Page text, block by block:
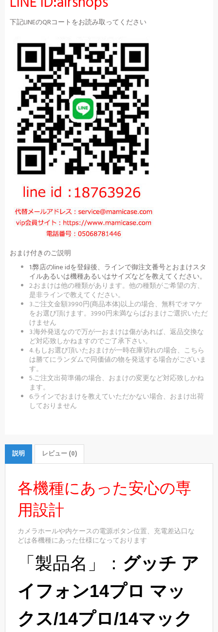
下記LINEのQRコートをお読み取ってください
おまけ付きのご説明
1.弊店のline idを登録後、ラインで御注文番号とおまけスタ
イルあるいは機種あるいはサイズなどを教えてください。
2.おまけは他の種類があります。他の種類がご希望の方、
是非ラインで教えてください。
3.ご注文金額3990円(商品本体)以上の場合、無料でオマケ
をお選び頂けます。3990円未満ならばおまけご選択いただ
けません
3.海外発送なので万が一おまけは傷があれば、返品交換な
ど対応致しかねますのでご了承下さい。
4.もしお選び頂いたおまけが一時在庫切れの場合、こちら
は勝てにランダムで同価値の物を発送する場合がございま
す。
5.ご注文出荷準備の場合、おまけの変更など対応致しかね
ます。
6.ラインでおまけを教えていただかない場合、おまけ出荷
しておりません
説明 レビュー (0)
各機種にあった安心の専
用設計
カメラホールや内ケースの電源ボタン位置、充電差込口な
どは各機種にあった仕様になっております
「製品名」： グッチ ア
イフォン14プロ マッ
クス/14プロ/14マック